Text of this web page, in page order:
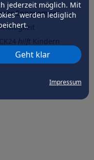
jederzeit möglich. Mit
werden lediglich
Geht klar
Impressum
Engagement
hilftder Natur